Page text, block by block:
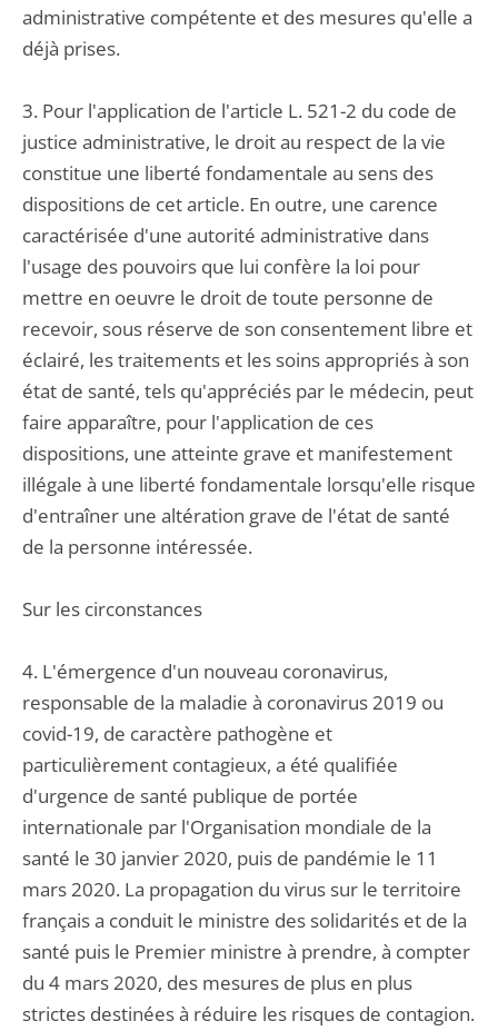
administrative compétente et des mesures qu'elle a
déjà prises.
3. Pour l'application de l'article L. 521-2 du code de
justice administrative, le droit au respect de la vie
constitue une liberté fondamentale au sens des
dispositions de cet article. En outre, une carence
caractérisée d'une autorité administrative dans
l'usage des pouvoirs que lui confère la loi pour
mettre en oeuvre le droit de toute personne de
recevoir, sous réserve de son consentement libre et
éclairé, les traitements et les soins appropriés à son
état de santé, tels qu'appréciés par le médecin, peut
faire apparaître, pour l'application de ces
dispositions, une atteinte grave et manifestement
illégale à une liberté fondamentale lorsqu'elle risque
d'entraîner une altération grave de l'état de santé
de la personne intéressée.
Sur les circonstances
4. L'émergence d'un nouveau coronavirus,
responsable de la maladie à coronavirus 2019 ou
covid-19, de caractère pathogène et
particulièrement contagieux, a été qualifiée
d'urgence de santé publique de portée
internationale par l'Organisation mondiale de la
santé le 30 janvier 2020, puis de pandémie le 11
mars 2020. La propagation du virus sur le territoire
français a conduit le ministre des solidarités et de la
santé puis le Premier ministre à prendre, à compter
du 4 mars 2020, des mesures de plus en plus
strictes destinées à réduire les risques de contagion.